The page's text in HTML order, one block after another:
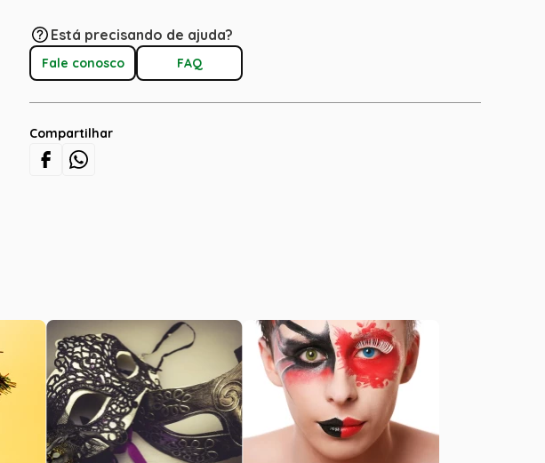
Está precisando de ajuda?
Fale conosco FAQ
Compartilhar